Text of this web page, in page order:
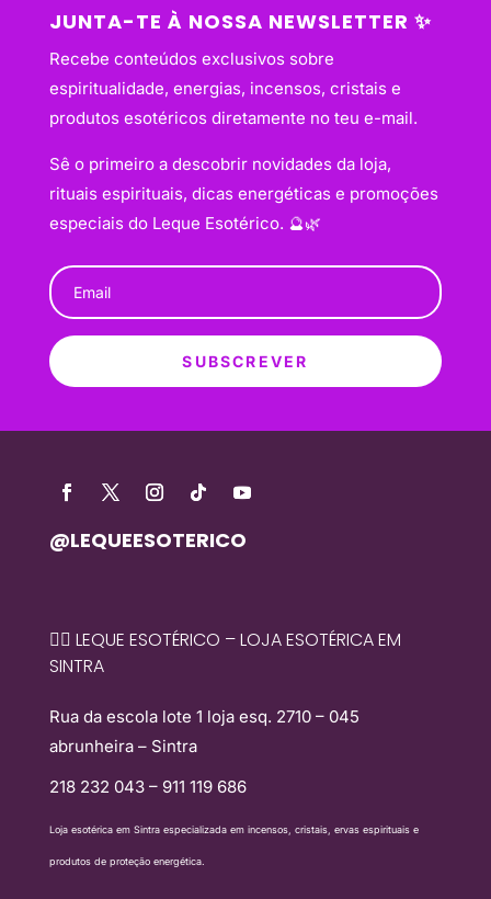
JUNTA-TE À NOSSA NEWSLETTER ✨
Recebe conteúdos exclusivos sobre
espiritualidade, energias, incensos, cristais e
produtos esotéricos diretamente no teu e-mail.
Sê o primeiro a descobrir novidades da loja,
rituais espirituais, dicas energéticas e promoções
especiais do Leque Esotérico. 🔮🌿
SUBSCREVER
@LEQUEESOTERICO
🧙‍♀️ LEQUE ESOTÉRICO – LOJA ESOTÉRICA EM
SINTRA
Rua da escola lote 1 loja esq. 2710 – 045
abrunheira – Sintra
218 232 043 – 911 119 686
Loja esotérica em Sintra especializada em incensos, cristais, ervas espirituais e
produtos de proteção energética.